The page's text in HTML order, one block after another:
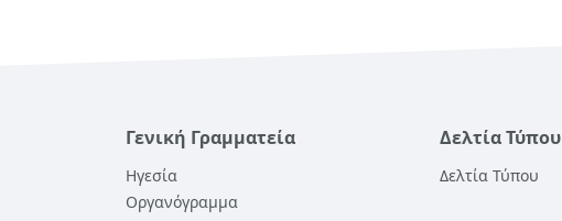
Γενική Γραμματεία
Ηγεσία
Οργανόγραμμα
Δελτία Τύπου
Δελτία Τύπου